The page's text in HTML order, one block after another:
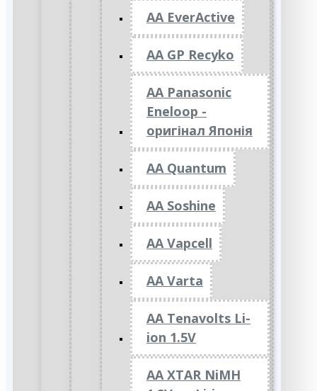
AA EverActive
AA GP Recyko
AA Panasonic
Eneloop -
оригінал Японія
AA Quantum
AA Soshine
AA Vapcell
AA Varta
AA Tenavolts Li-
ion 1.5V
AA XTAR NiMH